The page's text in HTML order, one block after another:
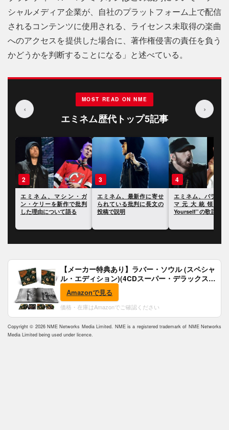
シャルメディア企業が、自社のプラットフォーム上で配信
されるコンテンツに使用される、ライ​​センス未取得の楽曲
へのアクセスを提供した場合に、著作権侵害の責任を負う
かどうかを判断することになる」と述べている。
‹
MOST READ ON NME
エミネム歴代トップ5記事
›
3
エミネム、最新作に寄せ
られている批判に長文の
投稿で説明
4
エミネム、バラク・オバ
マ元大統領が“Lose
Yourself”の歌詞を読み上
5
エミネム、「silver
を踏める言葉はな
う説に挑戦
【メーカー特典あり】ラバー・ソウル (スペシャ
ル・エディション)(4CDスーパー・デラックス)
(完全生産限定盤)(SHM-CD)(特典:B2ポスター付)
Amazonで見る
価格・在庫はAmazonでご確認ください
Copyright © 2026 NME Networks Media Limited. NME is a registered trademark of NME Networks
Media Limited being used under licence.